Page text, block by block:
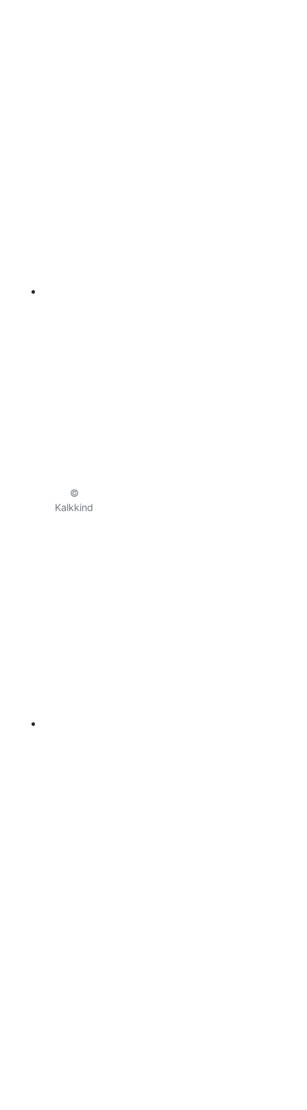
©
Kalkkind